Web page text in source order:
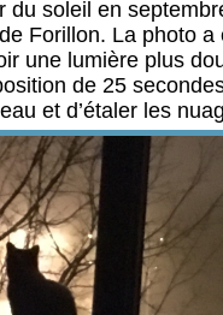
du soleil en
Forillon. La photo a
une lumière plus
de 25
et d’étaler les